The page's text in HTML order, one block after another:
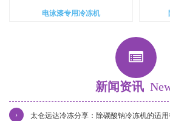
电泳漆专用冷冻机
新闻资讯
太仓远达冷冻分享：除碳酸钠冷冻机的适用
›